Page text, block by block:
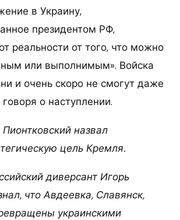
в Украину,
президентом РФ,
реальности от того, что можно
или выполнимым». Войска
и очень скоро не смогут даже
о наступлении.
назвал
цель Кремля.
диверсант Игорь
что Авдеевка, Славянск,
украинскими